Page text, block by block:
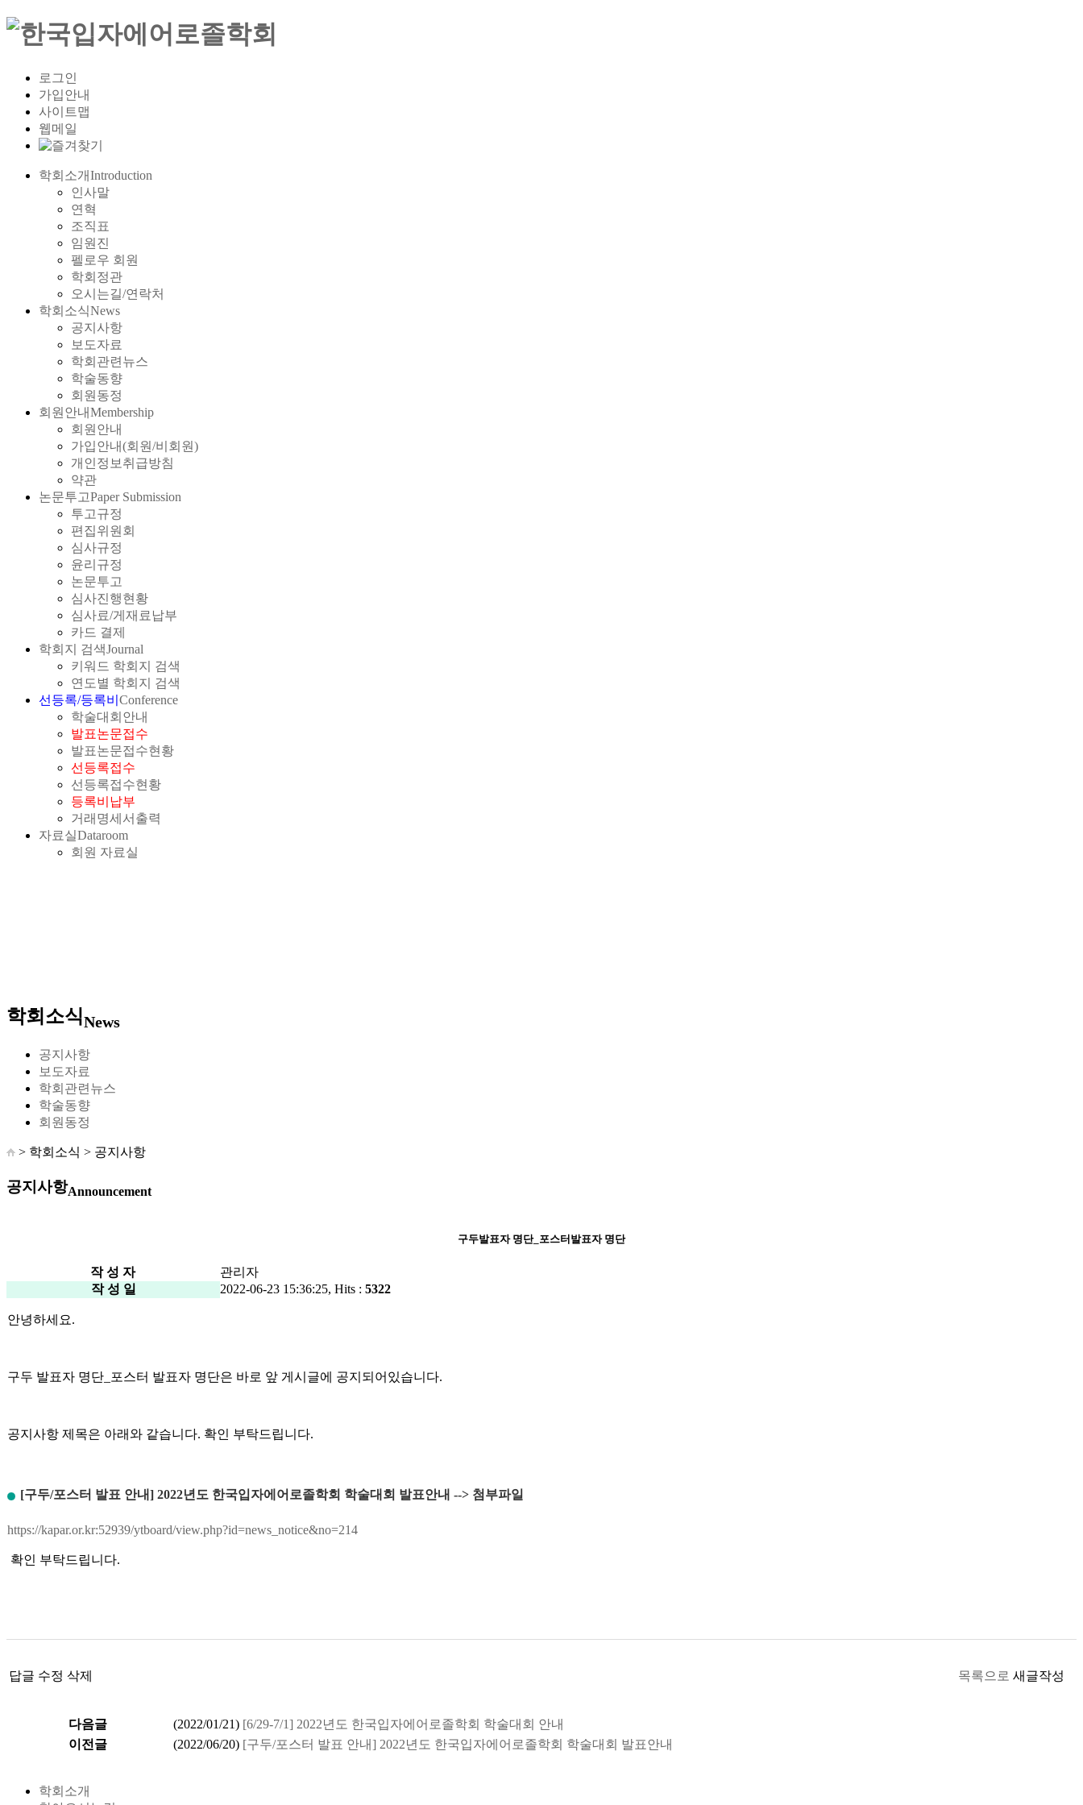
로그인
가입안내
사이트맵
웹메일
학회소개Introduction
인사말
연혁
조직표
임원진
펠로우 회원
학회정관
오시는길/연락처
학회소식News
공지사항
보도자료
학회관련뉴스
학술동향
회원동정
회원안내Membership
회원안내
가입안내(회원/비회원)
개인정보취급방침
약관
논문투고Paper Submission
투고규정
편집위원회
심사규정
윤리규정
논문투고
심사진행현황
심사료/게재료납부
카드 결제
학회지 검색Journal
키워드 학회지 검색
연도별 학회지 검색
선등록/등록비 Conference
학술대회안내
발표논문접수
발표논문접수현황
선등록접수
선등록접수현황
등록비납부
거래명세서출력
자료실Dataroom
회원 자료실
학회소식News
공지사항
보도자료
학회관련뉴스
학술동향
회원동정
> 학회소식 > 공지사항
공지사항Announcement
구두발표자 명단_포스터발표자 명단
작 성 자
관리자
작 성 일
2022-06-23 15:36:25, Hits : 5322
안녕하세요.
구두 발표자 명단_포스터 발표자 명단은 바로 앞 게시글에 공지되어있습니다.
공지사항 제목은 아래와 같습니다. 확인 부탁드립니다.
[구두/포스터 발표 안내] 2022년도 한국입자에어로졸학회 학술대회 발표안내 --> 첨부파일
https://kapar.or.kr:52939/ytboard/view.php?id=news_notice&no=214
확인 부탁드립니다.
답글 수정 삭제 목록으로 새글작성
다음글 (2022/01/21) [6/29-7/1] 2022년도 한국입자에어로졸학회 학술대회 안내
이전글
(2022/06/20) [구두/포스터 발표 안내] 2022년도 한국입자에어로졸학회 학술대회 발표안내
학회소개